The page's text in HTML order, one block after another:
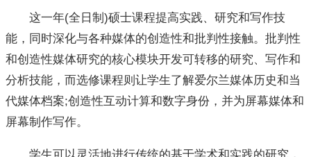
这一年(全日制)硕士课程提高实践、研究和写作技
能，同时深化与各种媒体的创造性和批判性接触。批判性
和创造性媒体研究的核心模块开发可转移的研究、写作和
分析技能，而选修课程则让学生了解爱尔兰媒体历史和当
代媒体档案;创造性互动计算和数字身份，并为屏幕媒体和
屏幕制作写作。